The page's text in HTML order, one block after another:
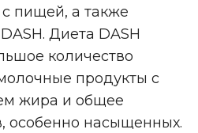
пищей, а также
Диета DASH
количество
продукты с
жира и общее
особенно насыщенных.